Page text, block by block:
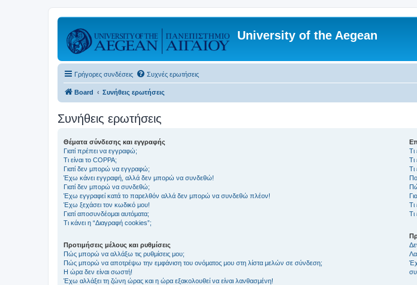
University of the Aegean
Γρήγορες συνδέσεις Συχνές ερωτήσεις
Board Συνήθεις ερωτήσεις
Συνήθεις ερωτήσεις
Θέματα σύνδεσης και εγγραφής
Γιατί πρέπει να εγγραφώ;
Τι είναι το COPPA;
Γιατί δεν μπορώ να εγγραφώ;
Έχω κάνει εγγραφή, αλλά δεν μπορώ να συνδεθώ!
Γιατί δεν μπορώ να συνδεθώ;
Έχω εγγραφεί κατά το παρελθόν αλλά δεν μπορώ να συνδεθώ πλέον!
Έχω ξεχάσει τον κωδικό μου!
Γιατί αποσυνδέομαι αυτόματα;
Τι κάνει η “Διαγραφή cookies”;
Προτιμήσεις μέλους και ρυθμίσεις
Πώς μπορώ να αλλάξω τις ρυθμίσεις μου;
Πώς μπορώ να αποτρέψω την εμφάνιση του ονόματος μου στη λίστα μελών σε σύνδεση;
Η ώρα δεν είναι σωστή!
Έχω αλλάξει τη ζώνη ώρας και η ώρα εξακολουθεί να είναι λανθασμένη!
Τι
Τι
Τι
Τι